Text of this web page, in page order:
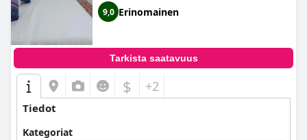
9,0 Erinomainen
Tarkista saatavuus
$ +2
Tiedot
Kategoriat